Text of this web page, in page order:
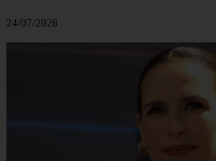
24/07/2026